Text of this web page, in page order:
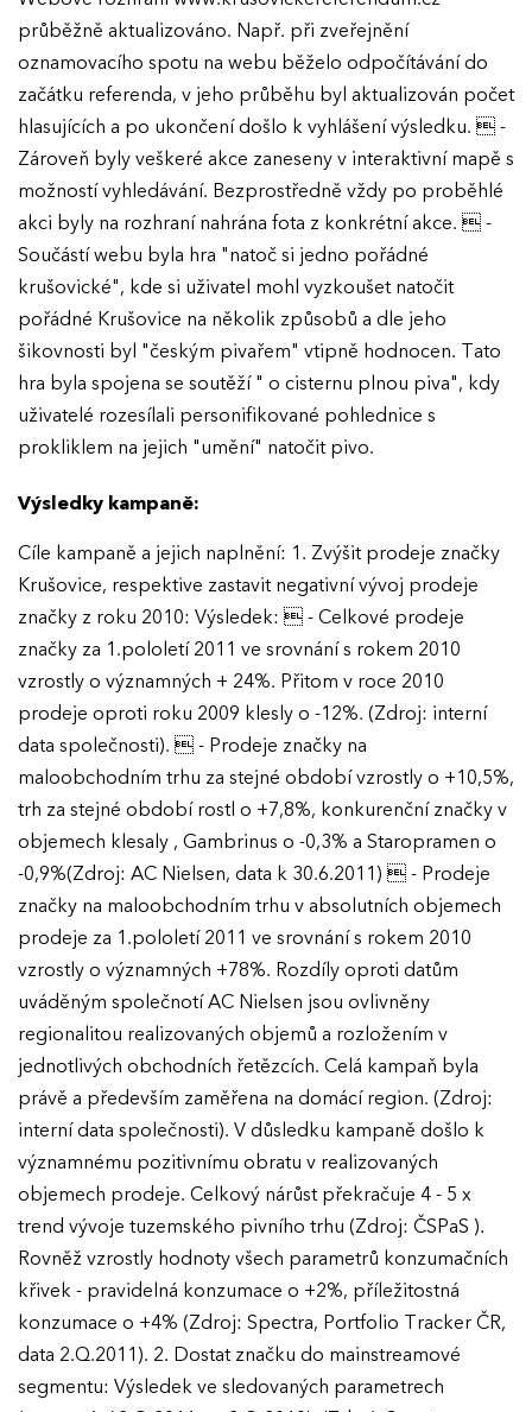
EFFIE 2026
O EFFIE
AKTUALITY
VÝSLEDKY
Ročník 2025
Ročník 2023
Ročník 2019
Ročník 2018
Ročník 2017
GALERIE
KONTAKTY
průběžně aktualizováno. Např. při zveřejnění
oznamovacího spotu na webu běželo odpočítávání do
začátku referenda, v jeho průběhu byl aktualizován počet
hlasujících a po ukončení došlo k vyhlášení výsledku.  -
Zároveň byly veškeré akce zaneseny v interaktivní mapě s
možností vyhledávání. Bezprostředně vždy po proběhlé
akci byly na rozhraní nahrána fota z konkrétní akce.  -
Součástí webu byla hra "natoč si jedno pořádné
krušovické", kde si uživatel mohl vyzkoušet natočit
pořádné Krušovice na několik způsobů a dle jeho
šikovnosti byl "českým pivařem" vtipně hodnocen. Tato
hra byla spojena se soutěží " o cisternu plnou piva", kdy
uživatelé rozesílali personifikované pohlednice s
prokliklem na jejich "umění" natočit pivo.
Výsledky kampaně:
Cíle kampaně a jejich naplnění: 1. Zvýšit prodeje značky
Krušovice, respektive zastavit negativní vývoj prodeje
značky z roku 2010: Výsledek:  - Celkové prodeje
značky za 1.pololetí 2011 ve srovnání s rokem 2010
vzrostly o významných + 24%. Přitom v roce 2010
prodeje oproti roku 2009 klesly o -12%. (Zdroj: interní
data společnosti).  - Prodeje značky na
maloobchodním trhu za stejné období vzrostly o +10,5%,
trh za stejné období rostl o +7,8%, konkurenční značky v
objemech klesaly , Gambrinus o -0,3% a Staropramen o
-0,9%(Zdroj: AC Nielsen, data k 30.6.2011)  - Prodeje
značky na maloobchodním trhu v absolutních objemech
prodeje za 1.pololetí 2011 ve srovnání s rokem 2010
vzrostly o významných +78%. Rozdíly oproti datům
uváděným společnotí AC Nielsen jsou ovlivněny
regionalitou realizovaných objemů a rozložením v
jednotlivých obchodních řetězcích. Celá kampaň byla
právě a především zaměřena na domácí region. (Zdroj:
interní data společnosti). V důsledku kampaně došlo k
významnému pozitivnímu obratu v realizovaných
objemech prodeje. Celkový nárůst překračuje 4 - 5 x
trend vývoje tuzemského pivního trhu (Zdroj: ČSPaS ).
Rovněž vzrostly hodnoty všech parametrů konzumačních
křivek - pravidelná konzumace o +2%, příležitostná
konzumace o +4% (Zdroj: Spectra, Portfolio Tracker ČR,
data 2.Q.2011). 2. Dostat značku do mainstreamové
segmentu: Výsledek ve sledovaných parametrech